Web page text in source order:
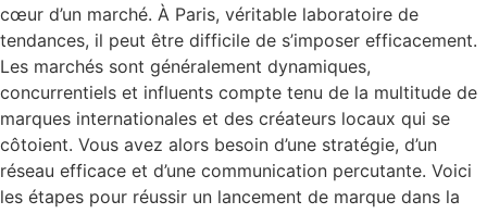
cœur d’un marché. À Paris, véritable laboratoire de
tendances, il peut être difficile de s’imposer efficacement.
Les marchés sont généralement dynamiques,
concurrentiels et influents compte tenu de la multitude de
marques internationales et des créateurs locaux qui se
côtoient. Vous avez alors besoin d’une stratégie, d’un
réseau efficace et d’une communication percutante. Voici
les étapes pour réussir un lancement de marque dans la